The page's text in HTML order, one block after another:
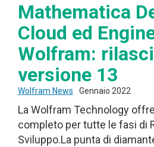
Mathematica
Cloud ed
Wolfram:
versione 13
Wolfram News Gennaio 2022
La Wolfram Technology
completo per tutte le fasi di
Sviluppo.La punta di